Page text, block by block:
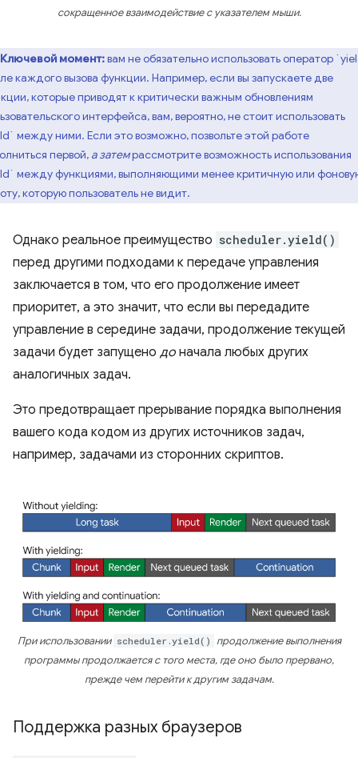
сокращенное взаимодействие с указателем мыши.
Ключевой момент:вам не обязательно использовать оператор
каждого вызова функции. Например, если вы запускаете две
которые приводят к критически важным обновлениям
интерфейса, вам, вероятно, не стоит использовать
между ними. Если это возможно, позвольте этой работе
первой, а затемрассмотрите возможность использования
между функциями, выполняющими менее критичную или
которую пользователь не видит.
Однако реальное преимущество scheduler.yield()
перед другими подходами к передаче управления
заключается в том, что его продолжение имеет
приоритет, а это значит, что если вы передадите
управление в середине задачи, продолжение текущей
задачи будет запущено до начала любых других
аналогичных задач.
Это предотвращает прерывание порядка выполнения
вашего кода кодом из других источников задач,
например, задачами из сторонних скриптов.
При использовании scheduler.yield()
продолжение выполнения
программы продолжается с того места, где оно было прервано,
прежде чем перейти к другим задачам.
Поддержка разных браузеров